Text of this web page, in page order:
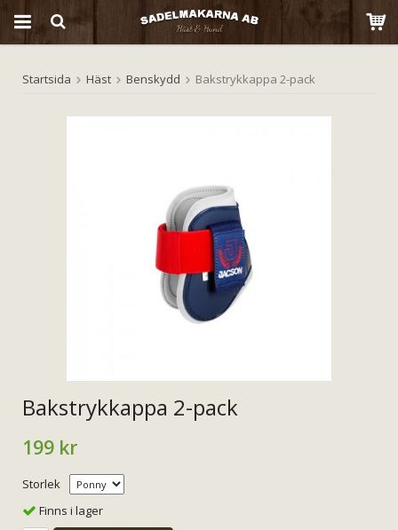
Produkten har blivit tillagd i varukorgen
Startsida Häst Benskydd Bakstrykkappa 2-pack
Bakstrykkappa 2-pack
199 kr
Storlek
Finns i lager